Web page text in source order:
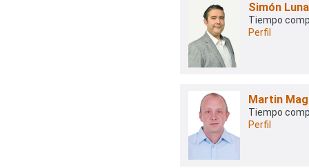
Simón
Tiempo
Perfil
Martin
Tiempo
Perfil